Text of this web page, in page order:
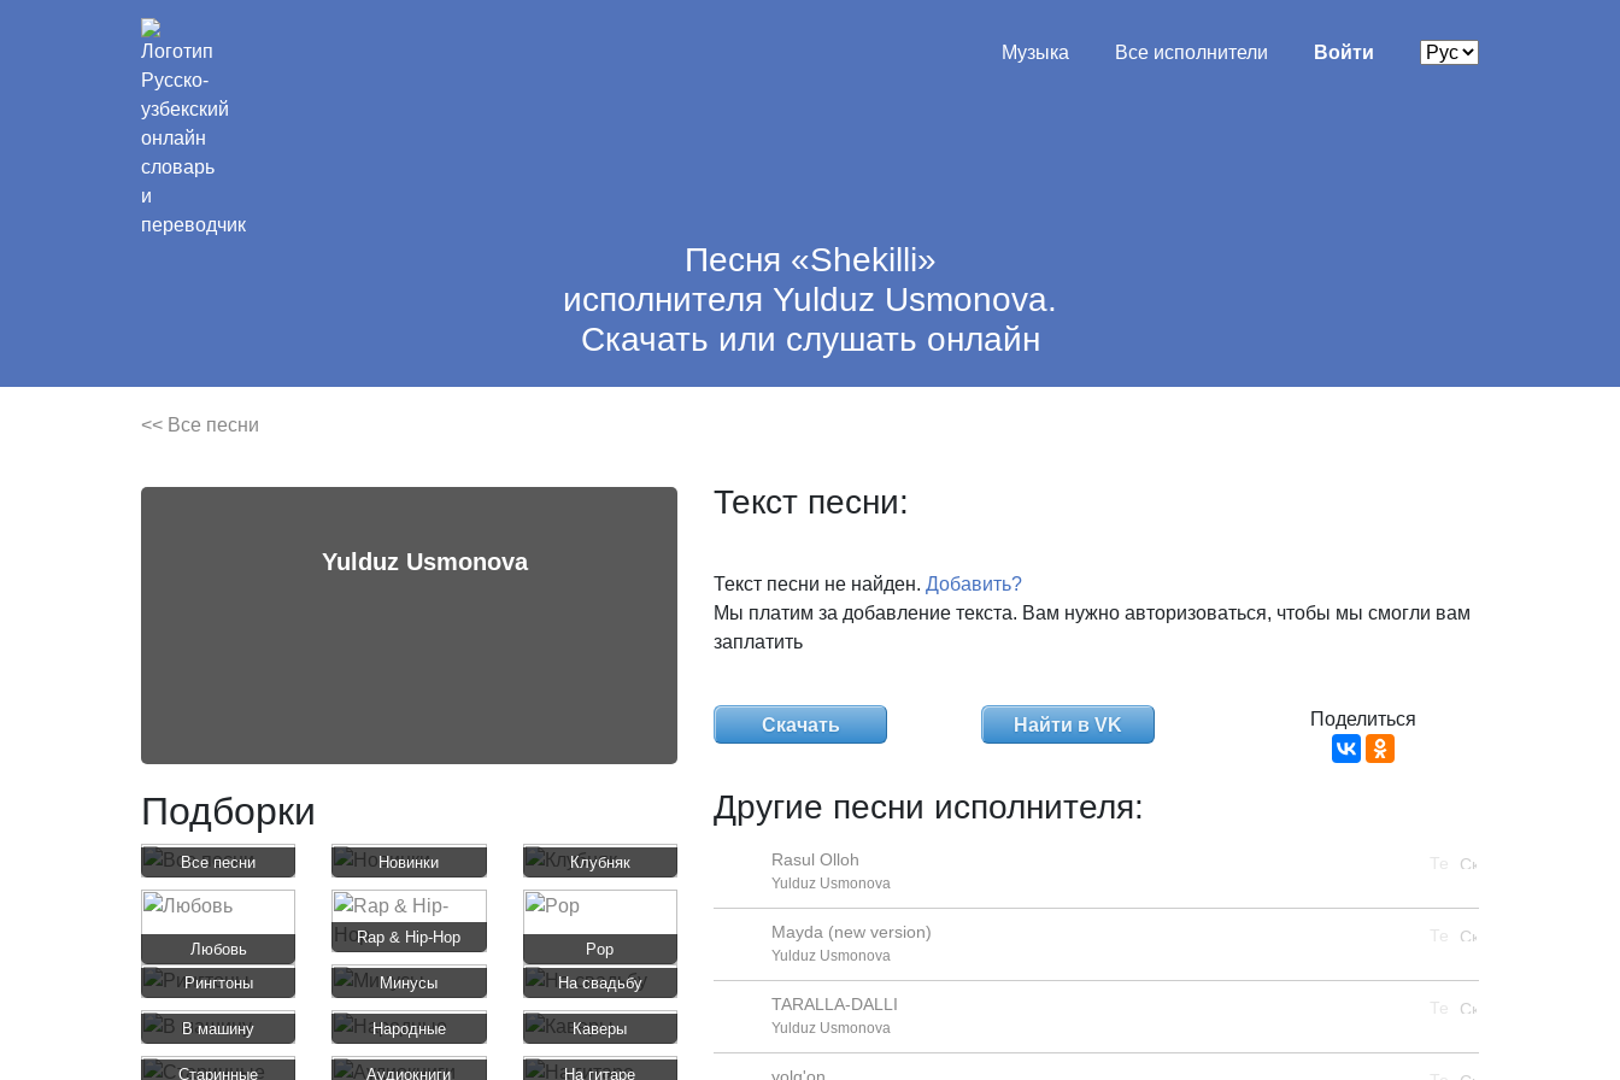
Музыка Все исполнители Войти
Песня «Shekilli»
исполнителя Yulduz Usmonova.
Скачать или слушать онлайн
<< Все песни
Текст песни:
Текст песни не найден. Добавить?
Мы платим за добавление текста. Вам нужно авторизоваться, чтобы мы смогли вам
заплатить
Скачать Найти в VK Поделиться
Другие песни исполнителя:
Rasul Olloh
Yulduz Usmonova
Mayda (new version)
Yulduz Usmonova
TARALLA-DALLI
Yulduz Usmonova
Yulduz Usmonova
Подборки
Все песни Новинки Клубняк
Любовь
Rap & Hip-Hop
Pop
Рингтоны
Минусы На свадьбу
В машину Народные Каверы
Старинные Аудиокниги На гитаре